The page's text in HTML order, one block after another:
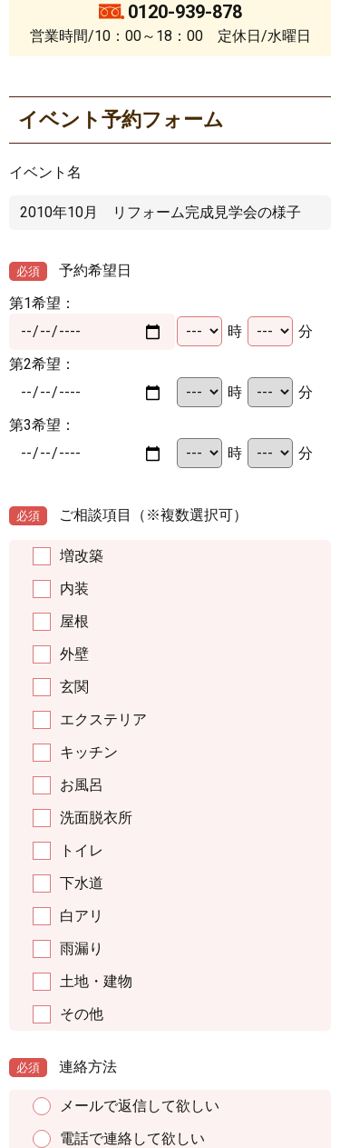
0120-939-878
営業時間/10：00～18：00 定休日/水曜日
イベント予約フォーム
イベント名
必須
予約希望日
第1希望：
時
分
第2希望：
時
分
第3希望：
時
分
必須 ご相談項目 （※複数選択可）
増改築
内装
屋根
外壁
玄関
エクステリア
キッチン
お風呂
洗面脱衣所
トイレ
下水道
白アリ
雨漏り
土地・建物
その他
必須 連絡方法
メールで返信して欲しい
電話で連絡して欲しい